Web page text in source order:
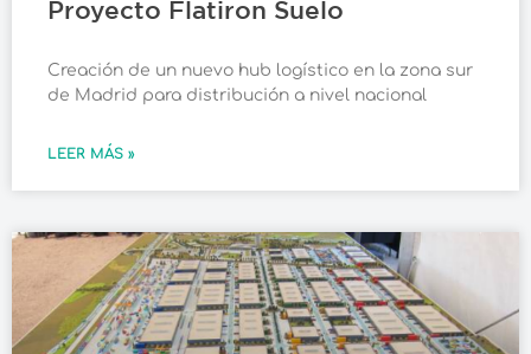
Proyecto Flatiron Suelo
Creación de un nuevo hub logístico en la zona sur
de Madrid para distribución a nivel nacional
LEER MÁS »